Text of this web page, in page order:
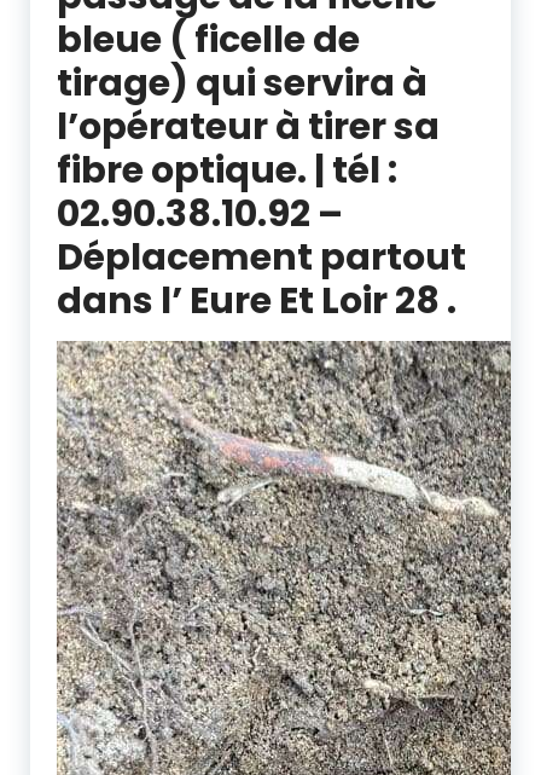
bleue ( ficelle de
tirage) qui servira à
l’opérateur à tirer sa
fibre optique. | tél :
02.90.38.10.92 –
Déplacement partout
dans l’ Eure Et Loir 28 .